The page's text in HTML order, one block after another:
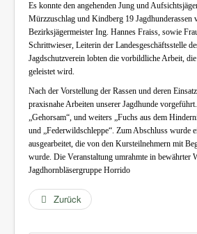
Es konnte den angehenden Jung und
Mürzzuschlag und Kindberg 19 Jagdhunderassen
Bezirksjägermeister Ing. Hannes Fraiss, sowie
Schrittwieser, Leiterin der Landesgeschäftsstelle
Jagdschutzverein lobten die vorbildliche Arbeit,
geleistet wird.
Nach der Vorstellung der Rassen und deren
praxisnahe Arbeiten unserer Jagdhunde
„Gehorsam“, und weiters „Fuchs aus dem
und „Federwildschleppe“. Zum Abschluss wurde
ausgearbeitet, die von den Kursteilnehmern mit
wurde. Die Veranstaltung umrahmte in bewährter
Jagdhornbläsergruppe Horrido
Zurück